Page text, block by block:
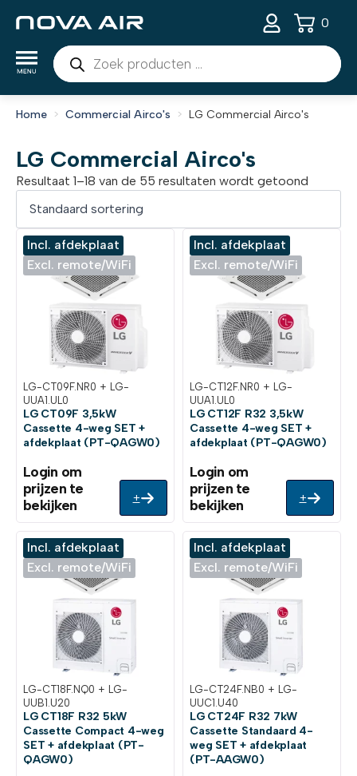
Producten
zoeken
0
Home Commercial Airco's LG Commercial Airco's
LG Commercial Airco's
Resultaat 1–18 van de 55 resultaten wordt getoond
Incl. afdekplaat
Excl. remote/WiFi
LG-CT09F.NR0 + LG-
UUA1.UL0
LG CT09F 3,5kW
Cassette 4-weg SET +
afdekplaat (PT-QAGW0)
Login om
prijzen te
bekijken
+
Incl. afdekplaat
Excl. remote/WiFi
LG-CT12F.NR0 + LG-
UUA1.UL0
LG CT12F R32 3,5kW
Cassette 4-weg SET +
afdekplaat (PT-QAGW0)
Login om
prijzen te
bekijken
+
Incl. afdekplaat
Excl. remote/WiFi
LG-CT18F.NQ0 + LG-
UUB1.U20
LG CT18F R32 5kW
Cassette Compact 4-weg
SET + afdekplaat (PT-
QAGW0)
Incl. afdekplaat
Excl. remote/WiFi
LG-CT24F.NB0 + LG-
UUC1.U40
LG CT24F R32 7kW
Cassette Standaard 4-
weg SET + afdekplaat
(PT-AAGW0)